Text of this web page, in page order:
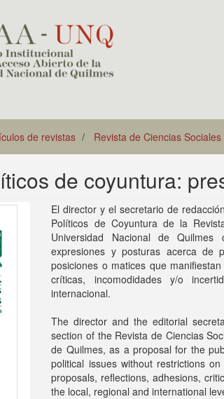
de revistas Revista de Ciencias Sociales
de coyuntura:
El director y el secretario de
Políticos de Coyuntura de la
Universidad Nacional de
expresiones y posturas acerca de
posiciones o matices que
críticas, incomodidades y/o
internacional.
The director and the editorial
section of the Revista de Ciencias
de Quilmes, as a proposal for the
political issues without restrictions
proposals, reflections, adhesions,
the local, regional and international